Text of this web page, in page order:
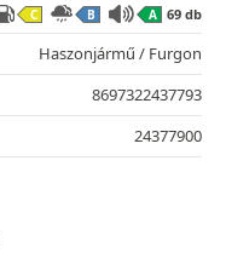
C B A 69 db
Haszonjármű / Furgon
8697322437793
24377900